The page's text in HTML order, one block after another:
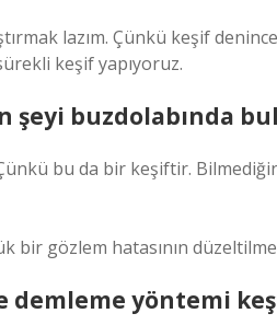
lazım. Çünkü keşif
keşif yapıyoruz.
şeyi buzdolabında
bu da bir keşiftir.
bir gözlem hatasının
demleme yöntemi